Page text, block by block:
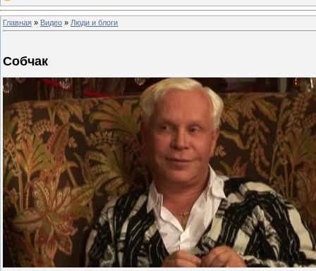
Главная » Видео » Люди и блоги
Собчак